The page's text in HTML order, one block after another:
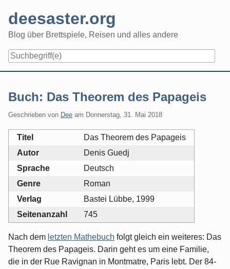
content
deesaster.org
Blog über Brettspiele, Reisen und alles andere
Buch: Das Theorem des Papageis
Geschrieben von Dee am Donnerstag, 31. Mai 2018
Titel
Das Theorem des Papageis
Autor
Denis Guedj
Sprache
Deutsch
Genre
Roman
Verlag
Bastei Lübbe, 1999
Seitenanzahl
745
Nach dem letzten Mathebuch folgt gleich ein weiteres: Das
Theorem des Papageis. Darin geht es um eine Familie,
die in der Rue Ravignan in Montmatre, Paris lebt. Der 84-